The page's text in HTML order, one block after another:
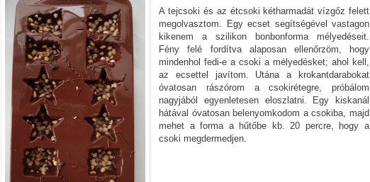
A tejcsoki és az étcsoki kétharmadát vízgőz felett
megolvasztom. Egy ecset segítségével vastagon
kikenem a szilikon bonbonforma mélyedéseit.
Fény felé fordítva alaposan ellenőrzöm, hogy
mindenhol fedi-e a csoki a mélyedésket; ahol kell,
az ecsettel javítom. Utána a krokantdarabokat
óvatosan rászórom a csokirétegre, próbálom
nagyjából egyenletesen eloszlatni. Egy kiskanál
hátával óvatosan belenyomkodom a csokiba, majd
mehet a forma a hűtőbe kb. 20 percre, hogy a
csoki megdermedjen.